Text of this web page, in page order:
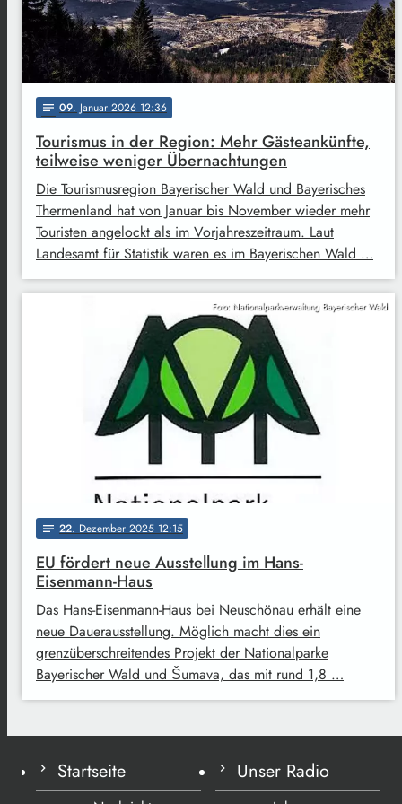
notes 09. Januar 2026 12:36
Tourismus in der Region: Mehr Gästeankünfte,
teilweise weniger Übernachtungen
Die Tourismusregion Bayerischer Wald und Bayerisches
Thermenland hat von Januar bis November wieder mehr
Touristen angelockt als im Vorjahreszeitraum. Laut
Landesamt für Statistik waren es im Bayerischen Wald …
Foto: Nationalparkverwaltung Bayerischer Wald
notes 22. Dezember 2025 12:15
EU fördert neue Ausstellung im Hans-
Eisenmann-Haus
Das Hans-Eisenmann-Haus bei Neuschönau erhält eine
neue Dauerausstellung. Möglich macht dies ein
grenzüberschreitendes Projekt der Nationalparke
Bayerischer Wald und Šumava, das mit rund 1,8 …
Startseite Unser Radio